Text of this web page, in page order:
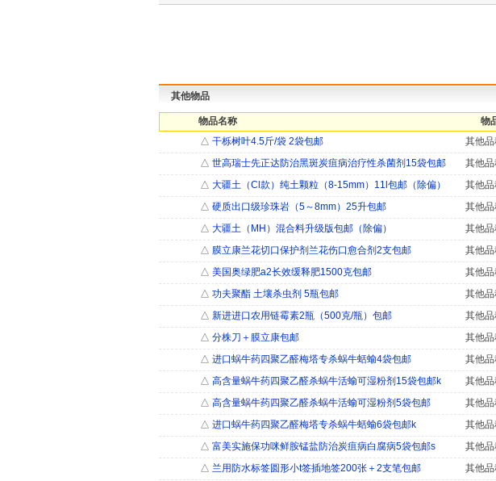
其他物品
物品名称 物
△ 干栎树叶4.5斤/袋 2袋包邮 其他
△ 世高瑞士先正达防治黑斑炭疽病治疗性杀菌剂15袋包邮 其他
△ 大疆土（Cl款）纯土颗粒（8-15mm）11l包邮（除偏） 其他
△ 硬质出口级珍珠岩（5～8mm）25升包邮 其他
△ 大疆土（MH）混合料升级版包邮（除偏） 其他
△ 膜立康兰花切口保护剂兰花伤口愈合剂2支包邮 其他
△ 美国奥绿肥a2长效缓释肥1500克包邮 其他
△ 功夫聚酯 土壤杀虫剂 5瓶包邮 其他
△ 新进进口农用链霉素2瓶（500克/瓶）包邮 其他
△ 分株刀＋膜立康包邮 其他
△ 进口蜗牛药四聚乙醛梅塔专杀蜗牛蛞蝓4袋包邮 其他
△ 高含量蜗牛药四聚乙醛杀蜗牛活蝓可湿粉剂15袋包邮k 其他
△ 高含量蜗牛药四聚乙醛杀蜗牛活蝓可湿粉剂5袋包邮 其他
△ 进口蜗牛药四聚乙醛梅塔专杀蜗牛蛞蝓6袋包邮k 其他
△ 富美实施保功咪鲜胺锰盐防治炭疽病白腐病5袋包邮s 其他
△ 兰用防水标签圆形小t签插地签200张＋2支笔包邮 其他